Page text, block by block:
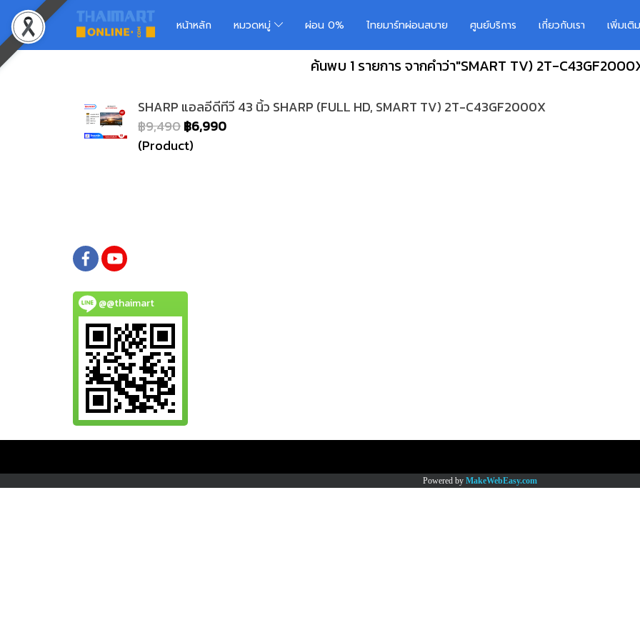
หน้าหลัก หมวดหมู่ ผ่อน 0% ไทยมาร์ทผ่อนสบาย ศูนย์บริการ เกี่ยวกับเรา เพิ่มเติม
ค้นพบ 1 รายการ จากคำว่า"SMART TV) 2T-
SHARP แอลอีดีทีวี 43 นิ้ว SHARP (FULL HD, SMART TV) 2T-C43GF2000X
฿9,490฿6,990
(Product)
@@thaimart
Powered by MakeWebEasy.com